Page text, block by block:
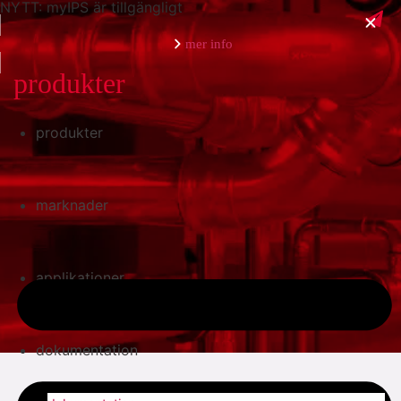
NYTT: myIPS är tillgängligt
mer info
stäng
produkter
marknader
applikationer
dokumentation
produkter